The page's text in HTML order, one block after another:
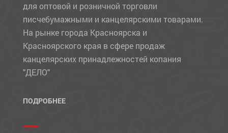
для оптовой и розничной торговли
писчебумажными и канцелярскими товарами.
На рынке города Красноярска и
Красноярского края в сфере продаж
канцелярских принадлежностей копания
"ДЕЛО"
ПОДРОБНЕЕ